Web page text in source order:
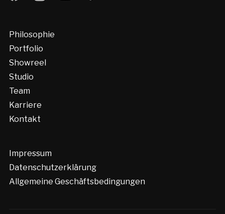
Philosophie
Portfolio
Showreel
Studio
Team
Karriere
Kontakt
Impressum
Datenschutzerklärung
Allgemeine Geschäftsbedingungen